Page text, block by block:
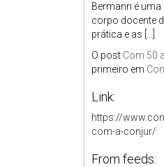
Bermann é
corpo docente
prática e as […]
O post Com 50
primeiro em
Link:
https://
com-a-conjur/
From feeds: